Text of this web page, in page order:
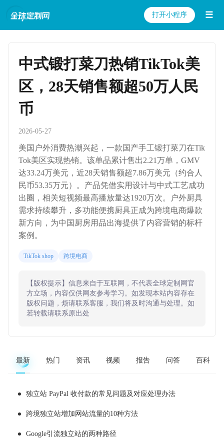
打开小程序 ☰
中式锻打菜刀热销TikTok美
区，28天销售额超50万人民
币
2026-05-27
美国户外消费热潮兴起，一款国产手工锻打菜刀在Tik
Tok美区实现热销。该单品累计售出2.21万单，GMV
达33.24万美元，近28天销售额超7.86万美元（约合人
民币53.35万元）。产品凭借实用设计与中式工艺成功
出圈，相关短视频最高播放量达1920万次。户外厨具
需求持续攀升，多功能便携厨具正成为跨境电商爆款
新方向，为中国厨房用品出海提供了内容营销的标杆
案例。
TikTok shop 跨境电商
【版权提示】信息来自于互联网，不代表全球定制网官
方立场，内容仅供网友参考学习。如发现本站内容存在
版权问题，烦请联系客服，我们将及时沟通与处理。如
若转载请联系原出处
最新 热门 资讯 视频 报告 问答 百科
独立站 PayPal 收付款的常见问题及对应处理办法
跨境独立站增加网站流量的10种方法
Google引流独立站的两种路径